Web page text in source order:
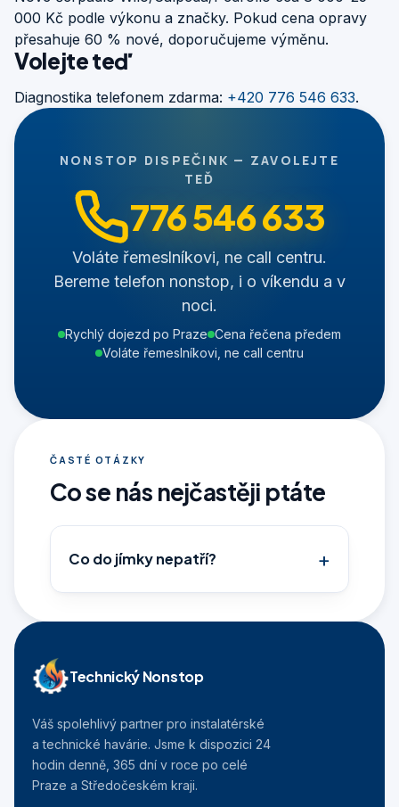
000 Kč podle výkonu a značky. Pokud cena opravy
přesahuje 60 % nové, doporučujeme výměnu.
Volejte teď
Diagnostika telefonem zdarma: +420 776 546 633.
NONSTOP DISPEČINK — ZAVOLEJTE
TEĎ
776 546 633
Voláte řemeslníkovi, ne call centru.
Bereme telefon nonstop, i o víkendu a v
noci.
Rychlý dojezd po Praze Cena řečena předem
Voláte řemeslníkovi, ne call centru
ČASTÉ OTÁZKY
Co se nás nejčastěji ptáte
Co do jímky nepatří?
Technický Nonstop
Váš spolehlivý partner pro instalatérské
a technické havárie. Jsme k dispozici 24
hodin denně, 365 dní v roce po celé
Praze a Středočeském kraji.